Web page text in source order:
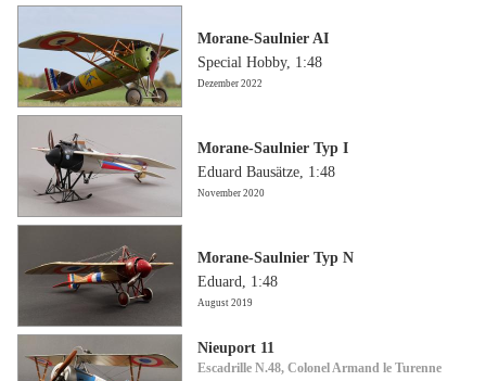
Morane-Saulnier AI
Special Hobby, 1:48
Dezember 2022
Morane-Saulnier Typ I
Eduard Bausätze, 1:48
November 2020
Morane-Saulnier Typ N
Eduard, 1:48
August 2019
Nieuport 11
Escadrille N.48, Colonel Armand le Turenne